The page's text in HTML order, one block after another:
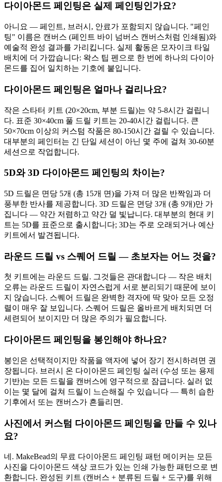
다이아몬드 페인팅은 실제 페인팅인가요?
아니요 — 페인트, 브러시, 안료가 포함되지 않습니다. "페인
팅" 이름은 캔버스 (페인트 바이 넘버스 캔버스처럼 인쇄됨)와
예술적 완성 결과를 가리킵니다. 실제 활동은 모자이크 타일
배치에 더 가깝습니다: 왁스 팁 펜으로 한 번에 하나의 다이아
몬드를 집어 일치하는 기호에 붙입니다.
다이아몬드 페인팅은 얼마나 걸리나요?
작은 스타터 키트 (20×20cm, 부분 드릴)는 약 5-8시간 걸립니
다. 표준 30×40cm 풀 드릴 키트는 20-40시간 걸립니다. 큰
50×70cm 이상의 커스텀 작품은 80-150시간 걸릴 수 있습니다.
대부분의 페인터는 긴 단일 세션이 아닌 몇 주에 걸쳐 30-60분
세션으로 작업합니다.
5D와 3D 다이아몬드 페인팅의 차이는?
5D 드릴은 면당 5개 (총 15개 면)을 가져 더 많은 반짝임과 더
풍부한 반사를 제공합니다. 3D 드릴은 면당 3개 (총 9개)만 가
집니다 — 약간 저렴하고 약간 덜 빛납니다. 대부분의 현대 키
트는 5D를 표준으로 출시합니다; 3D는 주로 오래되거나 예산
키트에서 발견됩니다.
라운드 드릴 vs 스퀘어 드릴 — 초보자는 어느 것을?
첫 키트에는 라운드 드릴. 그것들은 관대합니다 — 작은 배치
오류는 라운드 드릴이 자연스럽게 서로 분리되기 때문에 보이
지 않습니다. 스퀘어 드릴은 완벽한 격자에 딱 맞아 모든 오정
렬이 매우 잘 보입니다. 스퀘어 드릴은 올바르게 배치되면 더
세련되어 보이지만 더 많은 주의가 필요합니다.
다이아몬드 페인팅을 봉인해야 하나요?
봉인은 선택적이지만 작품을 액자에 넣어 장기 전시하려면 권
장됩니다. 브러시 온 다이아몬드 페인팅 실러 (수성 또는 용제
기반)는 모든 드릴을 캔버스에 영구적으로 잠급니다. 실러 없
이는 몇 달에 걸쳐 드릴이 느슨해질 수 있습니다 — 특히 습한
기후에서 또는 캔버스가 흔들리면.
사진에서 커스텀 다이아몬드 페인팅을 만들 수 있나
요?
네. MakeBead의 무료 다이아몬드 페인팅 패턴 메이커는 모든
사진을 다이아몬드 색상 코드가 있는 인쇄 가능한 패턴으로 변
환합니다. 완성된 키트 (캔버스 + 분류된 드릴 + 도구)를 위해